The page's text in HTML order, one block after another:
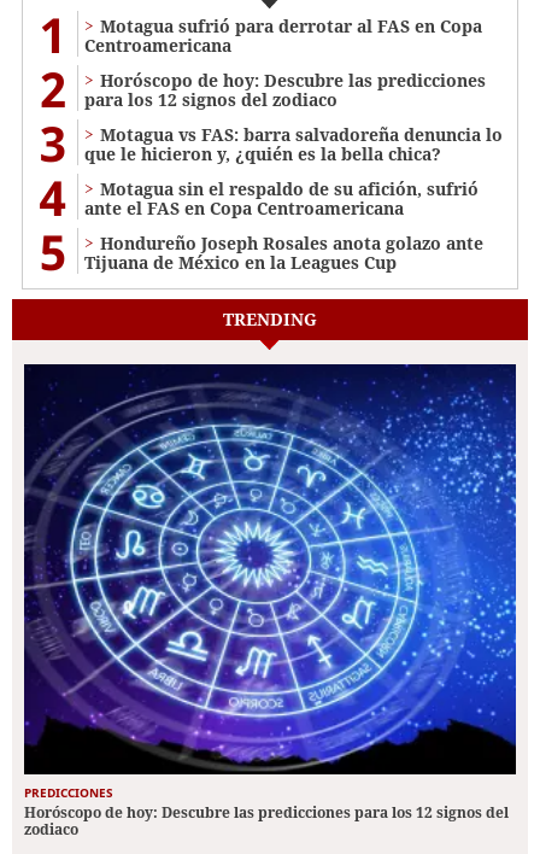
1
Motagua sufrió para derrotar al FAS en Copa
Centroamericana
2
Horóscopo de hoy: Descubre las predicciones
para los 12 signos del zodiaco
3
Motagua vs FAS: barra salvadoreña denuncia lo
que le hicieron y, ¿quién es la bella chica?
4
Motagua sin el respaldo de su afición, sufrió
ante el FAS en Copa Centroamericana
5
Hondureño Joseph Rosales anota golazo ante
Tijuana de México en la Leagues Cup
TRENDING
PREDICCIONES
Horóscopo de hoy: Descubre las predicciones para los 12 signos del
zodiaco